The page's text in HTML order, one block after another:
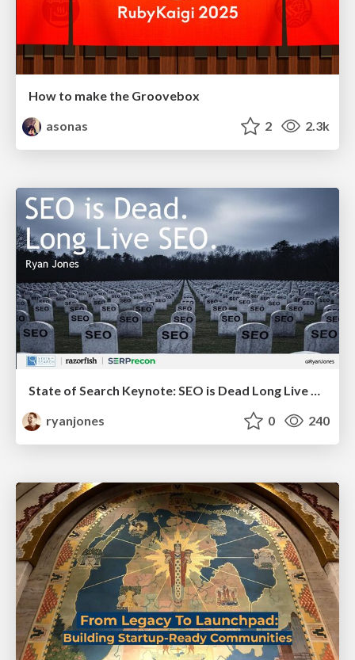
How to make the Groovebox
asonas
2 2.3k
State of Search Keynote: SEO is Dead Long Live SEO
ryanjones
0 240